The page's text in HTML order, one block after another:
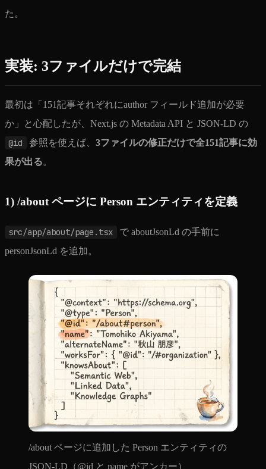
た。
実装: 3ファイルだけで完結
最初は「151記事それぞれにauthor フィールド追加が必要
か」と心配したが、Next.js の Metadata API と JSON-LD の
@id 参照を使えば、 3ファイルの修正だけで全151記事に効
果が出る。
1) /about ページに Person エンティティを定義
src/app/about/page.tsx
で aboutJsonLd の手前に
personJsonLd を追加。
/about ページに追加した Person エンティティの
JSON-LD（@id と name がアンカー）